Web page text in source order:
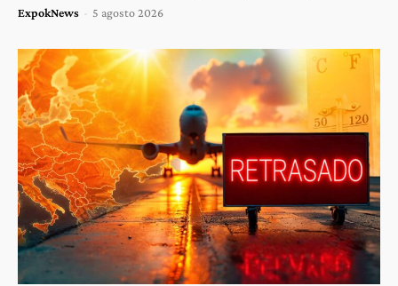
ExpokNews - 5 agosto 2026